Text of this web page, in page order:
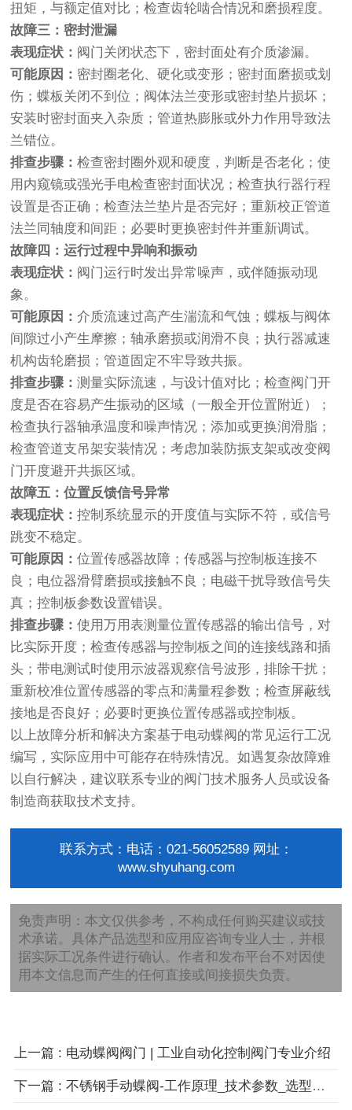
扭矩，与额定值对比；检查齿轮啮合情况和磨损程度。
故障三：密封泄漏
表现症状： 阀门关闭状态下，密封面处有介质渗漏。
可能原因： 密封圈老化、硬化或变形；密封面磨损或划
伤；蝶板关闭不到位；阀体法兰变形或密封垫片损坏；
安装时密封面夹入杂质；管道热膨胀或外力作用导致法
兰错位。
排查步骤：检查密封圈外观和硬度，判断是否老化；使
用内窥镜或强光手电检查密封面状况；检查执行器行程
设置是否正确；检查法兰垫片是否完好；重新校正管道
法兰同轴度和间距；必要时更换密封件并重新调试。
故障四：运行过程中异响和振动
表现症状： 阀门运行时发出异常噪声，或伴随振动现
象。
可能原因：介质流速过高产生湍流和气蚀；蝶板与阀体
间隙过小产生摩擦；轴承磨损或润滑不良；执行器减速
机构齿轮磨损；管道固定不牢导致共振。
排查步骤：测量实际流速，与设计值对比；检查阀门开
度是否在容易产生振动的区域（一般全开位置附近）；
检查执行器轴承温度和噪声情况；添加或更换润滑脂；
检查管道支吊架安装情况；考虑加装防振支架或改变阀
门开度避开共振区域。
故障五：位置反馈信号异常
表现症状：控制系统显示的开度值与实际不符，或信号
跳变不稳定。
可能原因：位置传感器故障；传感器与控制板连接不
良；电位器滑臂磨损或接触不良；电磁干扰导致信号失
真；控制板参数设置错误。
排查步骤：使用万用表测量位置传感器的输出信号，对
比实际开度；检查传感器与控制板之间的连接线路和插
头；带电测试时使用示波器观察信号波形，排除干扰；
重新校准位置传感器的零点和满量程参数；检查屏蔽线
接地是否良好；必要时更换位置传感器或控制板。
以上故障分析和解决方案基于电动蝶阀的常见运行工况
编写，实际应用中可能存在特殊情况。如遇复杂故障难
以自行解决，建议联系专业的阀门技术服务人员或设备
制造商获取技术支持。
联系方式：电话：021-56052589 网址：
www.shyuhang.com
免责声明：本文仅供参考，不构成任何购买建议或技
术承诺。具体产品选型和应用应咨询专业人士，并根
据实际工况条件进行确认。作者和发布平台不对因使
用本文信息而产生的任何直接或间接损失负责。
上一篇 : 电动蝶阀阀门 | 工业自动化控制阀门专业介绍
下一篇 : 不锈钢手动蝶阀-工作原理_技术参数_选型指南